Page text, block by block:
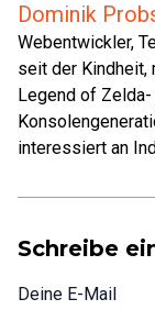
Dominik
Webentwickler,
seit der Kindheit,
Legend of
interessiert an
Schreibe
Deine E-Mail